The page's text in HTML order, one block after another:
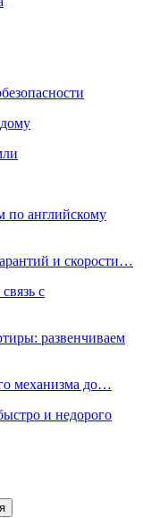
по английскому
и скорости…
с
развенчиваем
механизма до…
и недорого